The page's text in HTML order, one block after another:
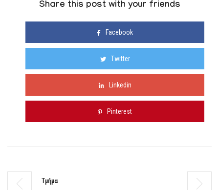
Share this post with your friends
Facebook
Twitter
Linkedin
Pinterest
Τμήμα